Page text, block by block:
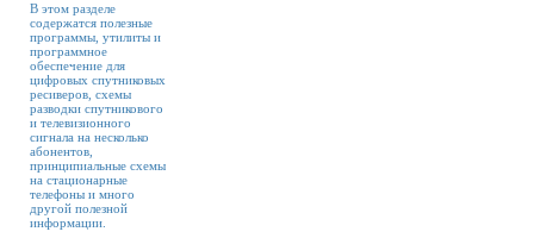
В этом разделе
содержатся полезные
программы, утилиты и
программное
обеспечение для
цифровых спутниковых
ресиверов, схемы
разводки спутникового
и телевизионного
сигнала на несколько
абонентов,
принципиальные схемы
на стационарные
телефоны и много
другой полезной
информации.